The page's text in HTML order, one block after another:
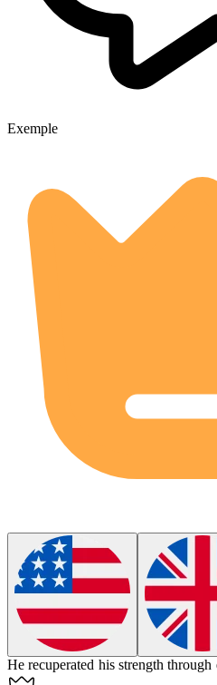
Exemple
Herecuperated his strength